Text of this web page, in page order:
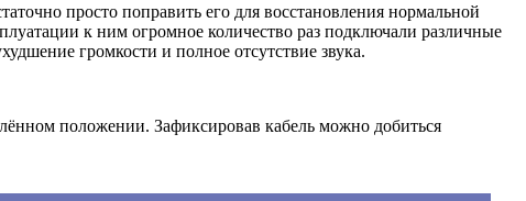
просто поправить его для восстановления нормальной
к ним огромное количество раз подключали различные
громкости и полное отсутствие звука.
положении. Зафиксировав кабель можно добиться